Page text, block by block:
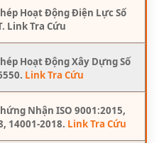
Hoạt Động Điện Lực Số
Link Tra Cứu
Hoạt Động Xây Dựng Số
Link Tra Cứu
Nhận ISO 9001:2015,
14001-2018. Link Tra Cứu